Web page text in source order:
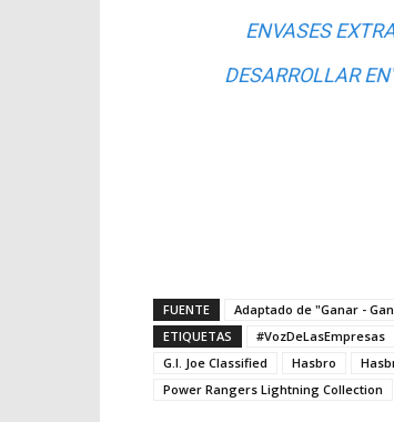
ENVASES
DESARROLLAR
FUENTE
Adaptado de "Ganar -
ETIQUETAS
#VozDeLasEmpresas
G.I. Joe Classified
Hasbro
Power Rangers Lightning Collection